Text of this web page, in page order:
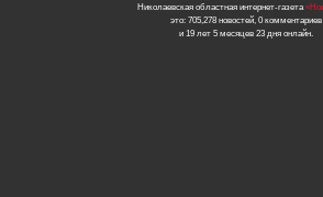
Николаевская областная интернет-газета
это: 705,278 новостей, 0 комментариев
и 19 лет 5 месяцев 23 дня онлайн.